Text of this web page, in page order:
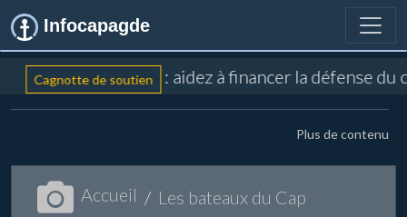
Infocapagde
Cagnotte de soutien : aidez à financer la défense
Plus de contenu
Accueil
Les bateaux du Cap